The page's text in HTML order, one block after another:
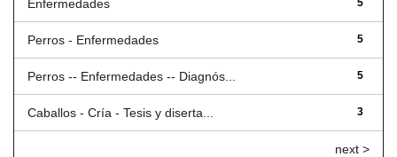
5
Enfermedades
5
Perros - Enfermedades
5
Perros -- Enfermedades -- Diagnós...
3
Caballos - Cría - Tesis y diserta...
next >